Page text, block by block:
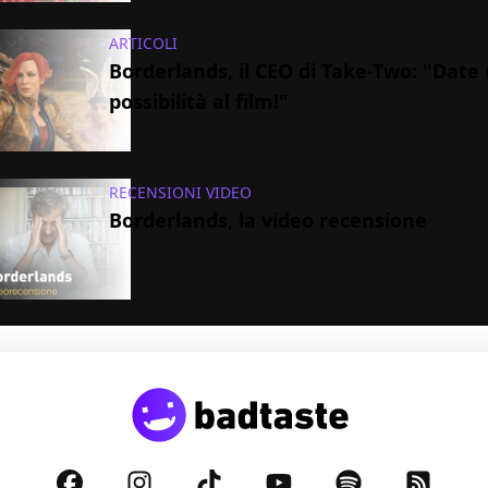
ARTICOLI
Borderlands, il CEO di Take-Two: "Date
possibilità al film!"
RECENSIONI VIDEO
Borderlands, la video recensione